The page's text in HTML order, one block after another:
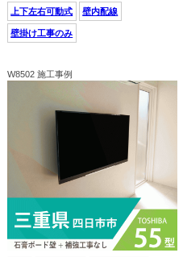
上下左右可動式 壁内配線
壁掛け工事のみ
W8502 施工事例